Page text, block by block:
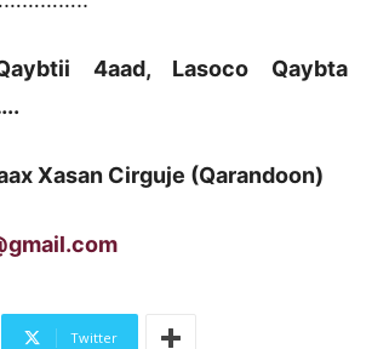
4aad, Lasoco Qaybta
Xasan Cirguje (Qarandoon)
Twitter